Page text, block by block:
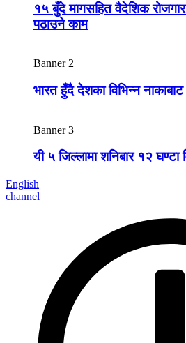
१५ बुँदे मागसहित वैदेशिक
पठाउने काम
Banner 2
भारत हुँदै देशका विभिन्न
Banner 3
यी ५ जिल्लामा शनिबार १२ घण्टा
English
channel